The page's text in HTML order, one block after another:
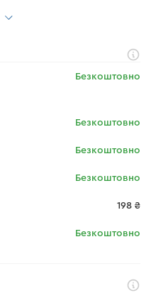
Безкоштовно
Безкоштовно
Безкоштовно
Безкоштовно
198 ₴
Безкоштовно